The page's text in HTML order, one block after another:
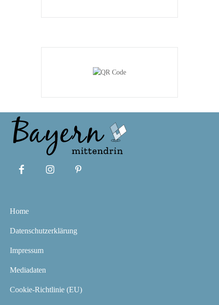
Home
Datenschutzerklärung
Impressum
Mediadaten
Cookie-Richtlinie (EU)